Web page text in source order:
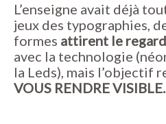
L’enseigne avait déjà
jeux des typographies,
formes attirent le regard
avec la technologie
la Leds), mais l’objectif
VOUS RENDRE VISIBLE.